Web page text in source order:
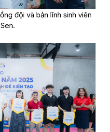
đội và bản lĩnh sinh viên